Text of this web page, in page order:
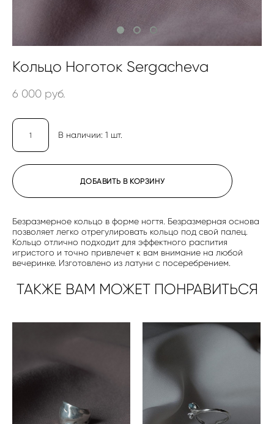
Кольцо Ноготок Sergacheva
6 000 pуб.
В наличии: 1 шт.
ДОБАВИТЬ В КОРЗИНУ
Безразмерное кольцо в форме ногтя. Безразмерная основа
позволяет легко отрегулировать кольцо под свой палец.
Кольцо отлично подходит для эффектного распития
игристого и точно привлечет к вам внимание на любой
вечеринке. Изготовлено из латуни с посеребрением.
ТАКЖЕ ВАМ МОЖЕТ ПОНРАВИТЬСЯ